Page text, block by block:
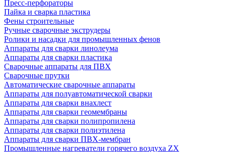
Пресс-перфораторы
Пайка и сварка пластика
Фены строительные
Ручные сварочные экструдеры
Ролики и насадки для промышленных фенов
Аппараты для сварки линолеума
Аппараты для сварки пластика
Сварочные аппараты для ПВХ
Сварочные прутки
Автоматические сварочные аппараты
Аппараты для полуавтоматической сварки
Аппараты для сварки внахлест
Аппараты для сварки геомембраны
Аппараты для сварки полипропилена
Аппараты для сварки полиэтилена
Аппараты для сварки ПВХ-мембран
Промышленные нагреватели горячего воздуха ZX